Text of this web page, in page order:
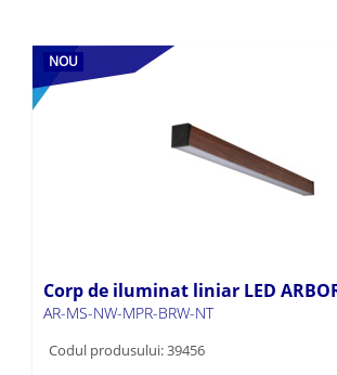
NOU
Corp de iluminat liniar LED
AR-MS-NW-MPR-BRW-NT
Codul produsului: 39456